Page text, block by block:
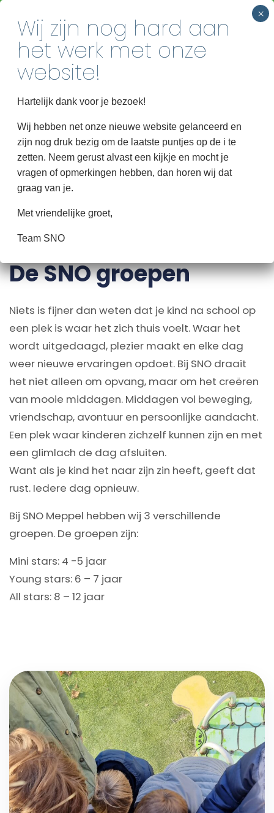
Groepen
Informatie
INSCHRIJVEN
GROEPEN
NEEM CONTACT MET ONS OP
De SNO groepen
Niets is fijner dan weten dat je kind na school op
een plek is waar het zich thuis voelt. Waar het
wordt uitgedaagd, plezier maakt en elke dag
weer nieuwe ervaringen opdoet. Bij SNO draait
het niet alleen om opvang, maar om het creëren
van mooie middagen. Middagen vol beweging,
vriendschap, avontuur en persoonlijke aandacht.
Een plek waar kinderen zichzelf kunnen zijn en met
een glimlach de dag afsluiten.
Want als je kind het naar zijn zin heeft, geeft dat
rust. Iedere dag opnieuw.
Bij SNO Meppel hebben wij 3 verschillende
groepen. De groepen zijn:
Mini stars: 4 -5 jaar
Young stars: 6 – 7 jaar
All stars: 8 – 12 jaar
Hartelijk dank voor je bezoek!
Wij hebben net onze nieuwe website gelanceerd en
zijn nog druk bezig om de laatste puntjes op de i te
zetten. Neem gerust alvast een kijkje en mocht je
vragen of opmerkingen hebben, dan horen wij dat
graag van je.
Met vriendelijke groet,
Team SNO